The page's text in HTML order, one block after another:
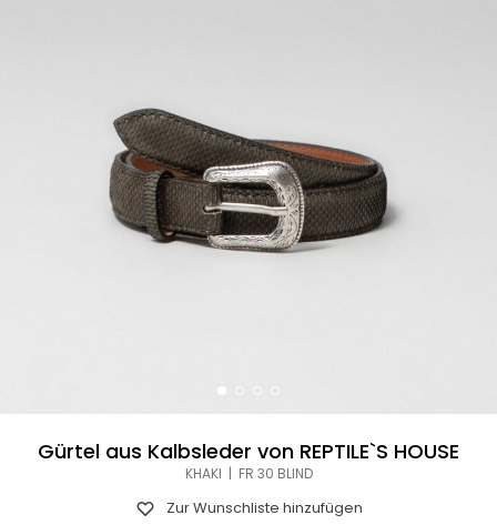
Gürtel aus Kalbsleder von REPTILE`S HOUSE
KHAKI | FR 30 BLIND
Zur Wunschliste hinzufügen